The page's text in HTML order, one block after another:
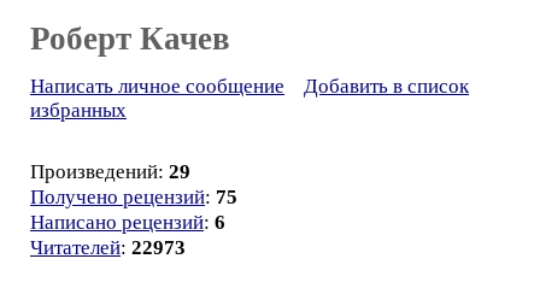
Роберт Качев
Написать личное сообщение
Добавить в список
избранных
Произведений: 29
Получено рецензий: 75
Написано рецензий: 6
Читателей: 22973